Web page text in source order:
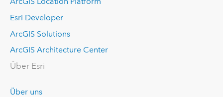
Esri Developer
ArcGIS Solutions
ArcGIS Architecture Center
Über Esri
Über uns